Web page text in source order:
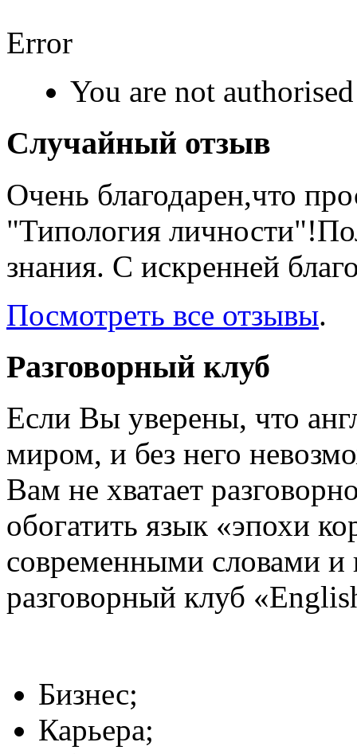
Error
You are not
Случайный отзыв
Очень благодарен,что
"Типология
знания. С искренней
Посмотреть все отзывы.
Разговорный клуб
Если Вы уверены, что
миром, и без него
Вам не хватает
обогатить язык «эпохи
современными словами
разговорный клуб
Бизнес;
Карьера;